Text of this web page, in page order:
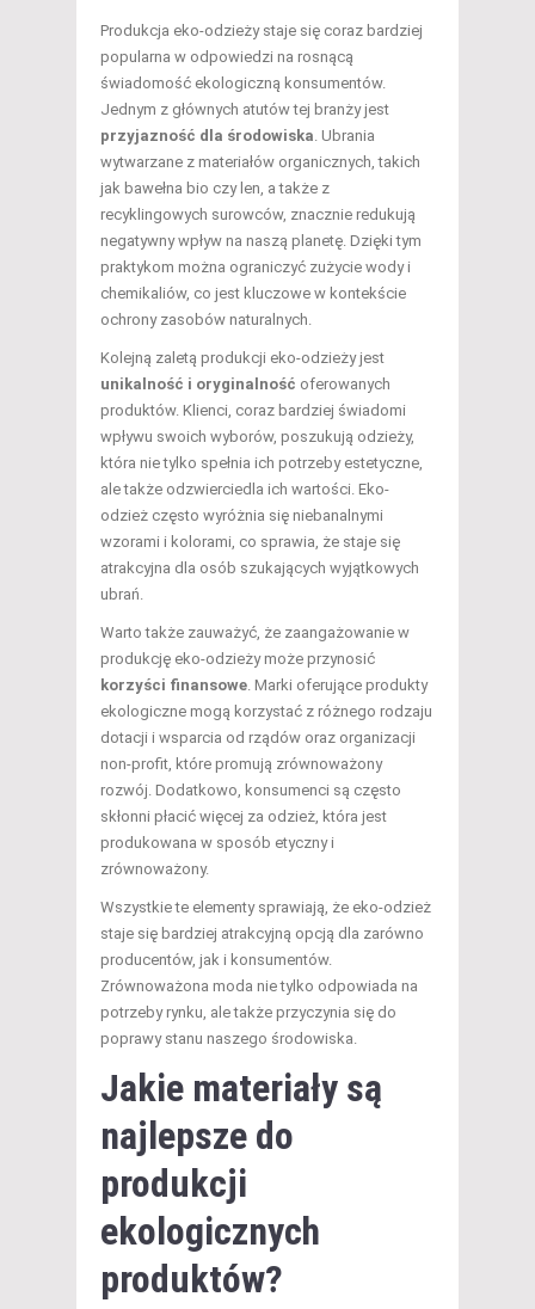
Produkcja eko-odzieży staje się coraz bardziej
popularna w odpowiedzi na rosnącą
świadomość ekologiczną konsumentów.
Jednym z głównych atutów tej branży jest
przyjazność dla środowiska . Ubrania
wytwarzane z materiałów organicznych, takich
jak bawełna bio czy len, a także z
recyklingowych surowców, znacznie redukują
negatywny wpływ na naszą planetę. Dzięki tym
praktykom można ograniczyć zużycie wody i
chemikaliów, co jest kluczowe w kontekście
ochrony zasobów naturalnych.
Kolejną zaletą produkcji eko-odzieży jest
unikalność i oryginalność oferowanych
produktów. Klienci, coraz bardziej świadomi
wpływu swoich wyborów, poszukują odzieży,
która nie tylko spełnia ich potrzeby estetyczne,
ale także odzwierciedla ich wartości. Eko-
odzież często wyróżnia się niebanalnymi
wzorami i kolorami, co sprawia, że staje się
atrakcyjna dla osób szukających wyjątkowych
ubrań.
Warto także zauważyć, że zaangażowanie w
produkcję eko-odzieży może przynosić
korzyści finansowe . Marki oferujące produkty
ekologiczne mogą korzystać z różnego rodzaju
dotacji i wsparcia od rządów oraz organizacji
non-profit, które promują zrównoważony
rozwój. Dodatkowo, konsumenci są często
skłonni płacić więcej za odzież, która jest
produkowana w sposób etyczny i
zrównoważony.
Wszystkie te elementy sprawiają, że eko-odzież
staje się bardziej atrakcyjną opcją dla zarówno
producentów, jak i konsumentów.
Zrównoważona moda nie tylko odpowiada na
potrzeby rynku, ale także przyczynia się do
poprawy stanu naszego środowiska.
Jakie materiały są
najlepsze do
produkcji
ekologicznych
produktów?